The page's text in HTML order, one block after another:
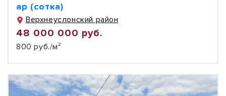
ар (сотка)
Верхнеуслонский район
48 000 000 руб.
800 руб./м²